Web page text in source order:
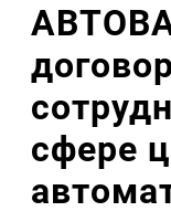
сфере